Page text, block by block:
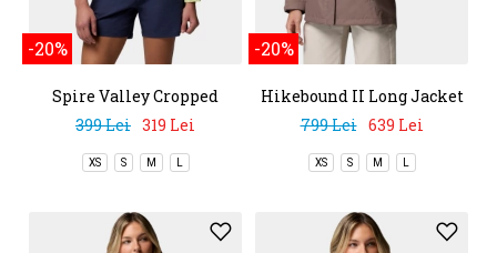
-20%
Spire Valley Cropped
Windbreaker
399 Lei 319 Lei
XS S M L
-20%
Hikebound II Long Jacket
799 Lei 639 Lei
XS S M L